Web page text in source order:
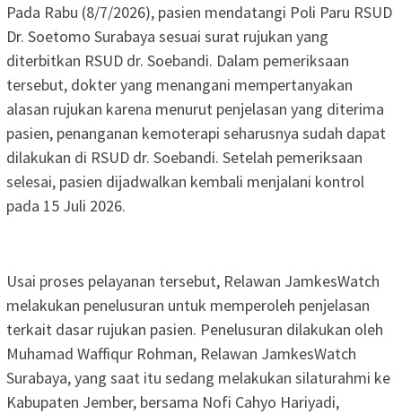
Pada Rabu (8/7/2026), pasien mendatangi Poli Paru RSUD
Dr. Soetomo Surabaya sesuai surat rujukan yang
diterbitkan RSUD dr. Soebandi. Dalam pemeriksaan
tersebut, dokter yang menangani mempertanyakan
alasan rujukan karena menurut penjelasan yang diterima
pasien, penanganan kemoterapi seharusnya sudah dapat
dilakukan di RSUD dr. Soebandi. Setelah pemeriksaan
selesai, pasien dijadwalkan kembali menjalani kontrol
pada 15 Juli 2026.
Usai proses pelayanan tersebut, Relawan JamkesWatch
melakukan penelusuran untuk memperoleh penjelasan
terkait dasar rujukan pasien. Penelusuran dilakukan oleh
Muhamad Waffiqur Rohman, Relawan JamkesWatch
Surabaya, yang saat itu sedang melakukan silaturahmi ke
Kabupaten Jember, bersama Nofi Cahyo Hariyadi,